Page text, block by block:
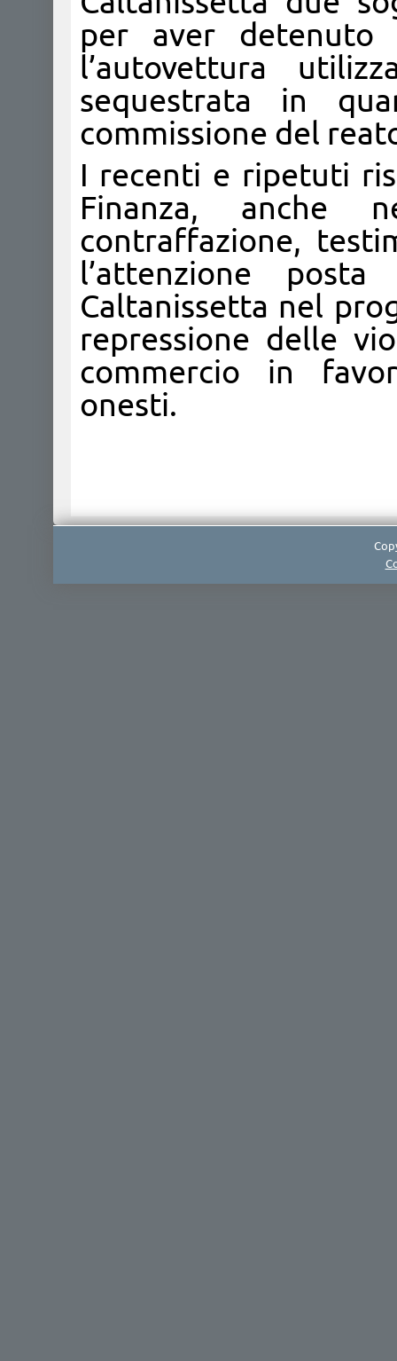
per aver detenuto
l’autovettura
sequestrata in
commissione del
I recenti e ripetuti
Finanza, anche
contraffazione,
l’attenzione
Caltanissetta nel
repressione delle
commercio in
onesti.